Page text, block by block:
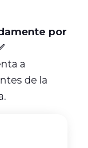
por
a
de la